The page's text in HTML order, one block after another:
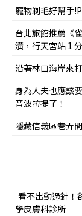
寵物剃毛好幫手
台北旅館推薦《
潢，行天宮站 1
沿著林口海岸來
身為人夫也應該
音波拉提了！
隱藏信義區巷弄
看不出動過針！
學皮膚科診所